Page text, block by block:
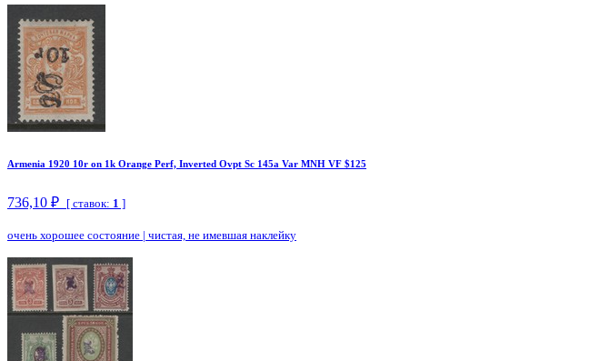
Armenia 1920 10r on 1k Orange Perf, Inverted Ovpt Sc 145a Var MNH VF $125
736,10 ₽ [ ставок: 1 ]
очень хорошее состояние | чистая, не имевшая наклейку